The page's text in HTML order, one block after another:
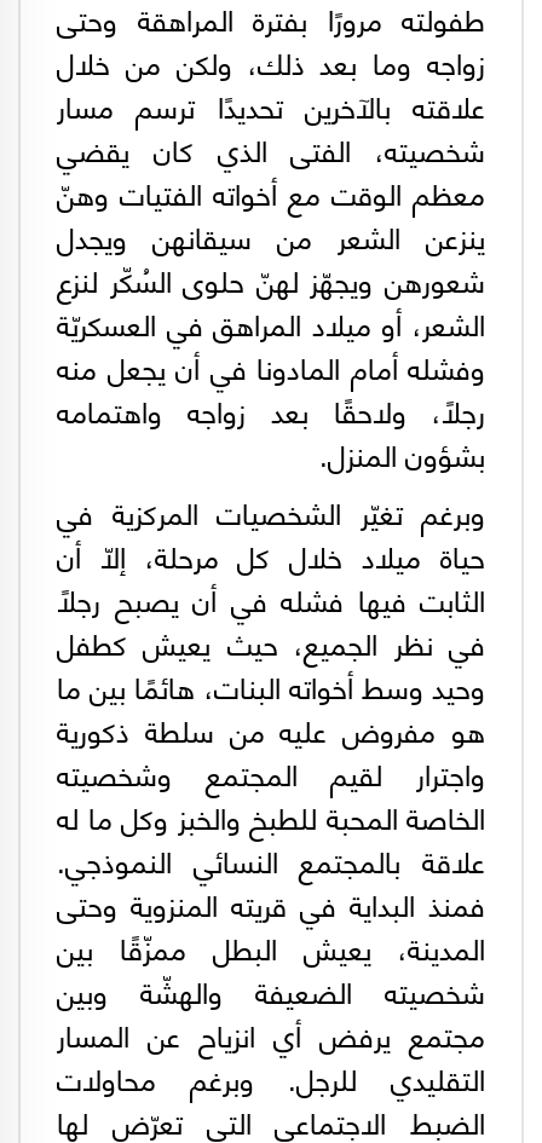
طفولته مرورًا بفترة المراهقة وحتى
زواجه وما بعد ذلك، ولكن من خلال
علاقته بالآخرين تحديدًا ترسم مسار
شخصيته، الفتى الذي كان يقضي
معظم الوقت مع أخواته الفتيات وهنّ
ينزعن الشعر من سيقانهن ويجدل
شعورهن ويجهّز لهنّ حلوى السُكّر لنزع
الشعر، أو ميلاد المراهق في العسكريّة
وفشله أمام المادونا في أن يجعل منه
رجلًا، ولاحقًا بعد زواجه واهتمامه
بشؤون المنزل.
وبرغم تغيّر الشخصيات المركزية في
حياة ميلاد خلال كل مرحلة، إلّا أن
الثابت فيها فشله في أن يصبح رجلًا
في نظر الجميع، حيث يعيش كطفل
وحيد وسط أخواته البنات، هائمًا بين ما
هو مفروض عليه من سلطة ذكورية
واجترار لقيم المجتمع وشخصيته
الخاصة المحبة للطبخ والخبز وكل ما له
علاقة بالمجتمع النسائي النموذجي.
فمنذ البداية في قريته المنزوية وحتى
المدينة، يعيش البطل ممزّقًا بين
شخصيته الضعيفة والهشّة وبين
مجتمع يرفض أي انزياح عن المسار
التقليدي للرجل. وبرغم محاولات
الضبط الاجتماعي التي تعرّض لها